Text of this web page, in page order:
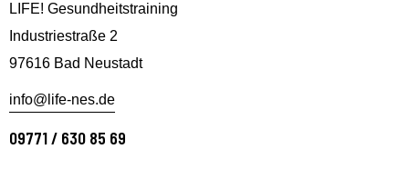
LIFE! Gesundheitstraining
Industriestraße 2
97616 Bad Neustadt
info@life-nes.de
09771 / 630 85 69